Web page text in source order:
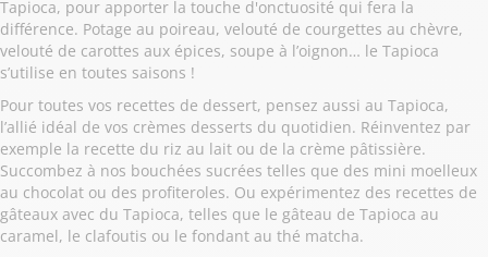
Tapioca, pour apporter la touche d'onctuosité qui fera la
différence. Potage au poireau, velouté de courgettes au chèvre,
velouté de carottes aux épices, soupe à l’oignon… le Tapioca
s’utilise en toutes saisons !
Pour toutes vos recettes de dessert, pensez aussi au Tapioca,
l’allié idéal de vos crèmes desserts du quotidien. Réinventez par
exemple la recette du riz au lait ou de la crème pâtissière.
Succombez à nos bouchées sucrées telles que des mini moelleux
au chocolat ou des profiteroles. Ou expérimentez des recettes de
gâteaux avec du Tapioca, telles que le gâteau de Tapioca au
caramel, le clafoutis ou le fondant au thé matcha.